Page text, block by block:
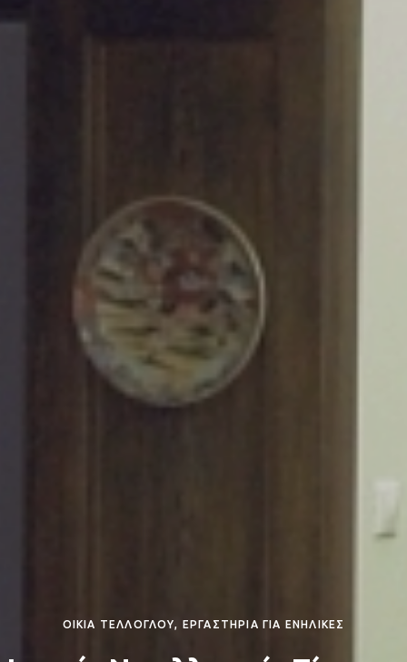
ΟΙΚΙΑ ΤΕΛΛΟΓΛΟΥ, ΕΡΓΑΣΤΗΡΙΑ ΓΙΑ ΕΝΗΛΙΚΕΣ